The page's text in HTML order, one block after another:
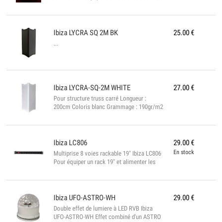
Vitesse des flashs réglable.
couleur rouge équipé de nombreuses LED
360°. - Ibiza Light JDL010R-LED - Gyrophare
qui crent un effet rotatif 360° -
décoration, effets lumineux, etc....
25.00€
Ibiza LYCRA SQ 2M BK
...
27.00€
Ibiza LYCRA-SQ-2M WHITE
Pour structure truss carré Longueur :
200cm Coloris blanc Grammage : 190gr/m2
200cm...
29.00€
En stock
Ibiza LC806
Multiprise 8 voies rackable 19" Ibiza LC806
Pour équiper un rack 19" et alimenter les
lumineux - Boîtier noir - 19" en alliage
protection enfants - Cordon VDE de 3 x
29.00€
Ibiza UFO-ASTRO-WH
Double effet de lumiere à LED RVB Ibiza
UFO-ASTRO-WH Effet combiné d'un ASTRO